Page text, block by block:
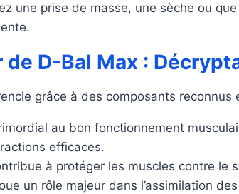
une prise de masse, une sèche ou
de D-Bal Max :
grâce à des composants reconnus
au bon fonctionnement
efficaces.
à protéger les muscles contre le
un rôle majeur dans l’assimilation